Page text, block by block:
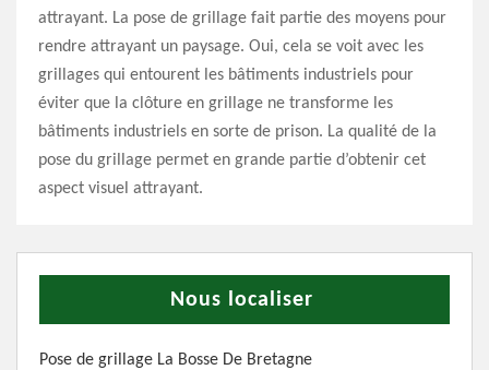
attrayant. La pose de grillage fait partie des moyens pour
rendre attrayant un paysage. Oui, cela se voit avec les
grillages qui entourent les bâtiments industriels pour
éviter que la clôture en grillage ne transforme les
bâtiments industriels en sorte de prison. La qualité de la
pose du grillage permet en grande partie d’obtenir cet
aspect visuel attrayant.
Nous localiser
Pose de grillage La Bosse De Bretagne